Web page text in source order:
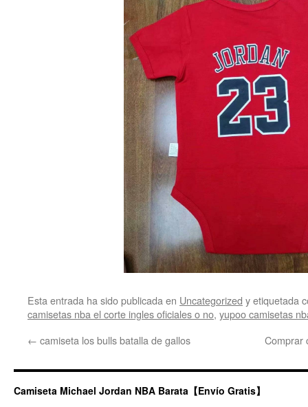
Esta entrada ha sido publicada en Uncategorized y etiquetada
camisetas nba el corte ingles oficiales o no, yupoo camisetas
← camiseta los bulls batalla de gallos Comprar
Camiseta Michael Jordan NBA Barata【Envío Gratis】